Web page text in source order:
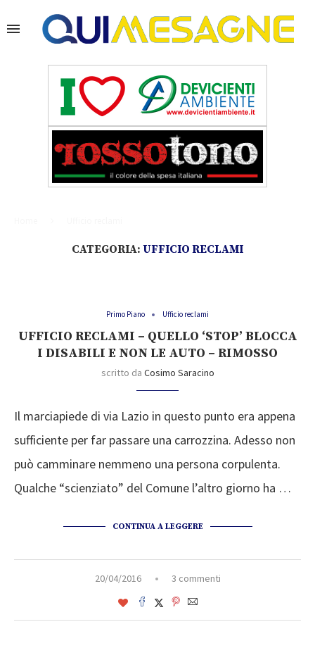
CATEGORIA: UFFICIO RECLAMI
Primo Piano Ufficio reclami
UFFICIO RECLAMI – QUELLO ‘STOP’ BLOCCA
I DISABILI E NON LE AUTO – RIMOSSO
scritto da Cosimo Saracino
Il marciapiede di via Lazio in questo punto era appena
sufficiente per far passare una carrozzina. Adesso non
può camminare nemmeno una persona corpulenta.
Qualche “scienziato” del Comune l’altro giorno ha …
CONTINUA A LEGGERE
20/04/2016 3 commenti